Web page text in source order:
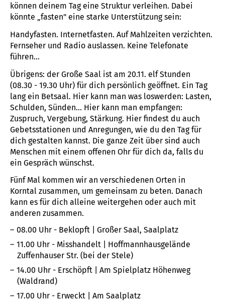
können deinem Tag eine Struktur verleihen. Dabei
könnte „fasten" eine starke Unterstützung sein:
Handyfasten. Internetfasten. Auf Mahlzeiten verzichten.
Fernseher und Radio auslassen. Keine Telefonate
führen...
Übrigens: der Große Saal ist am 20.11. elf Stunden
(08.30 - 19.30 Uhr) für dich persönlich geöffnet. Ein Tag
lang ein Betsaal. Hier kann man was loswerden: Lasten,
Schulden, Sünden... Hier kann man empfangen:
Zuspruch, Vergebung, Stärkung. Hier findest du auch
Gebetsstationen und Anregungen, wie du den Tag für
dich gestalten kannst. Die ganze Zeit über sind auch
Menschen mit einem offenen Ohr für dich da, falls du
ein Gespräch wünschst.
Fünf Mal kommen wir an verschiedenen Orten in
Korntal zusammen, um gemeinsam zu beten. Danach
kann es für dich alleine weitergehen oder auch mit
anderen zusammen.
08.00 Uhr - Beklopft | Großer Saal, Saalplatz
11.00 Uhr - Misshandelt | Hoffmannhausgelände
Zuffenhauser Str. (bei der Stele)
14.00 Uhr - Erschöpft | Am Spielplatz Höhenweg
(Waldrand)
17.00 Uhr - Erweckt | Am Saalplatz